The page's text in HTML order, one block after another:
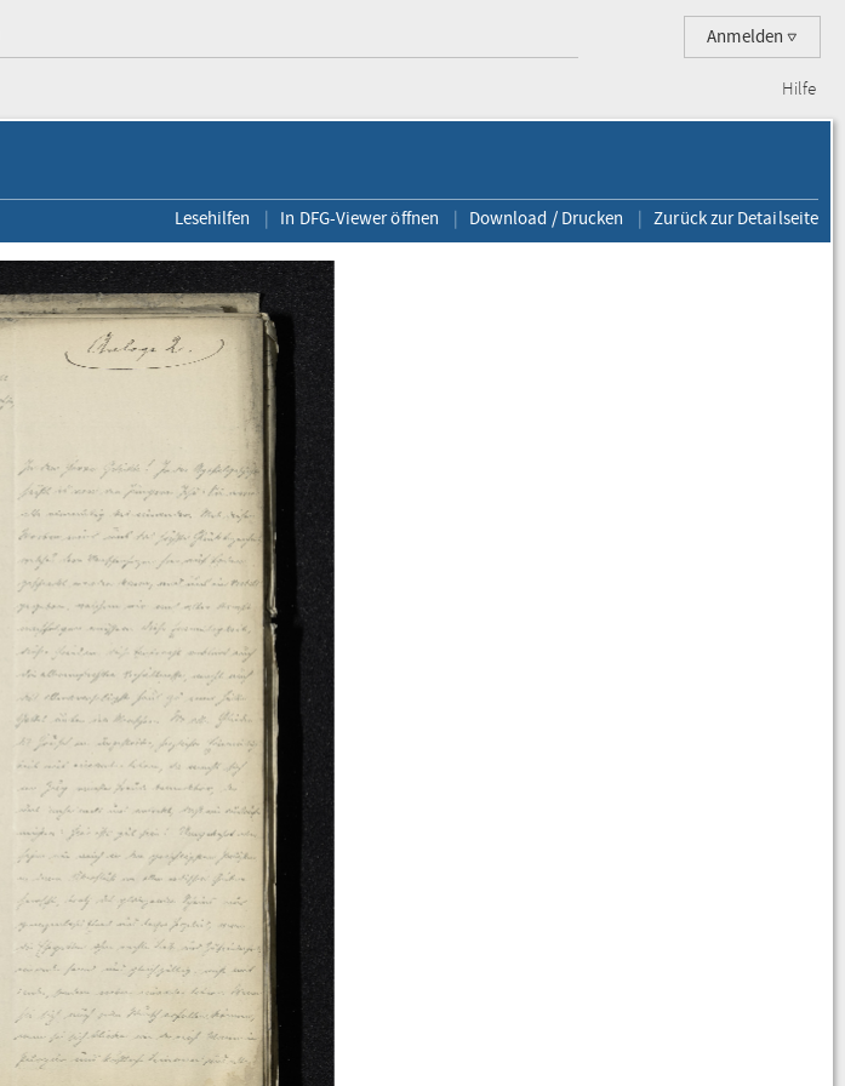
Anmelden
Hilfe
Lesehilfen In DFG-Viewer öffnen Download / Drucken Zurück zur Detailseite